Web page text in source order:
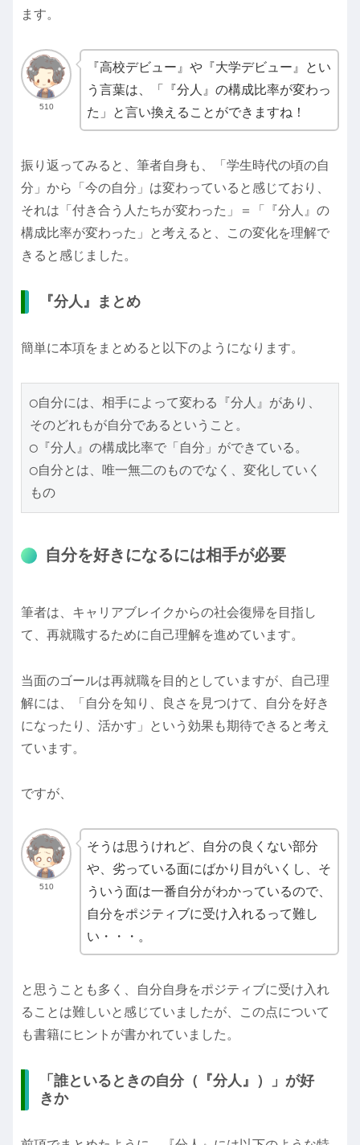
ます。
510
『高校デビュー』や『大学デビュー』とい
う言葉は、「『分人』の構成比率が変わっ
た」と言い換えることができますね！
振り返ってみると、筆者自身も、「学生時代の頃の自
分」から「今の自分」は変わっていると感じており、
それは「付き合う人たちが変わった」＝「『分人』の
構成比率が変わった」と考えると、この変化を理解で
きると感じました。
『分人』まとめ
簡単に本項をまとめると以下のようになります。
◯自分には、相手によって変わる『分人』があり、
そのどれもが自分であるということ。
◯『分人』の構成比率で「自分」ができている。
◯自分とは、唯一無二のものでなく、変化していく
もの
自分を好きになるには相手が必要
筆者は、キャリアブレイクからの社会復帰を目指し
て、再就職するために自己理解を進めています。
当面のゴールは再就職を目的としていますが、自己理
解には、「自分を知り、良さを見つけて、自分を好き
になったり、活かす」という効果も期待できると考え
ています。
ですが、
510
そうは思うけれど、自分の良くない部分
や、劣っている面にばかり目がいくし、そ
ういう面は一番自分がわかっているので、
自分をポジティブに受け入れるって難し
い・・・。
と思うことも多く、自分自身をポジティブに受け入れ
ることは難しいと感じていましたが、この点について
も書籍にヒントが書かれていました。
「誰といるときの自分（『分人』）」が好
きか